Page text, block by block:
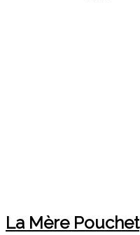
La Mère Pouchet